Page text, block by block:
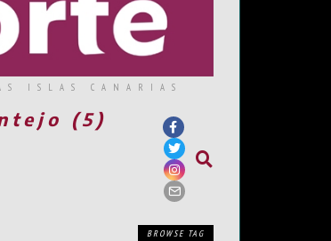
ISLAS CANARIAS
(5)
BROWSE TAG